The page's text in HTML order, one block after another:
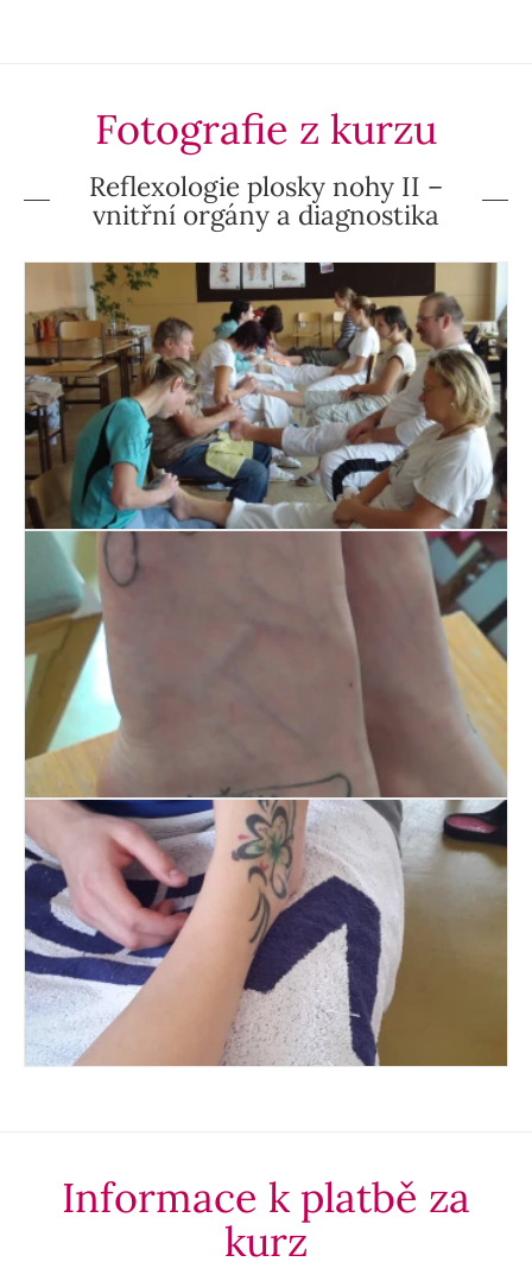
Fotografie z kurzu
Reflexologie plosky nohy II –
vnitřní orgány a diagnostika
Informace k platbě za
kurz